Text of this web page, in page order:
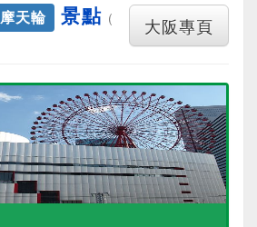
大阪專頁
摩天輪 景點 (